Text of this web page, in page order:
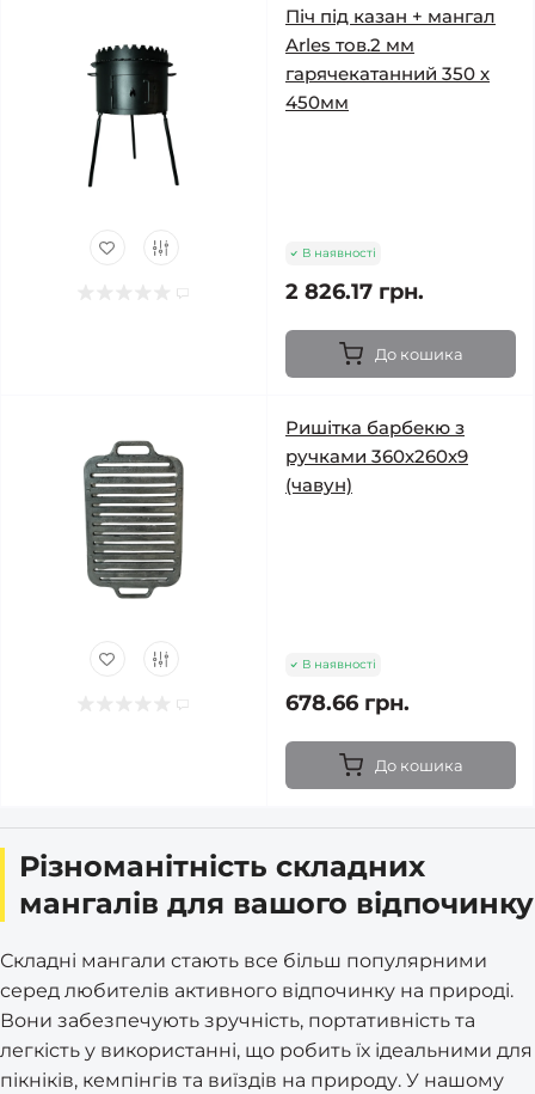
Піч під казан + мангал
Arles тов.2 мм
гарячекатанний 350 х
450мм
В наявності
2 826.17 грн.
До кошика
Ришітка барбекю з
ручками 360х260х9
(чавун)
В наявності
678.66 грн.
До кошика
Різноманітність складних
мангалів для вашого відпочинку
Складні мангали стають все більш популярними
серед любителів активного відпочинку на природі.
Вони забезпечують зручність, портативність та
легкість у використанні, що робить їх ідеальними для
пікніків, кемпінгів та виїздів на природу. У нашому